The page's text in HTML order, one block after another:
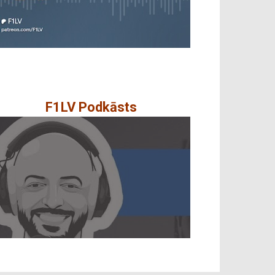
F1LV Podkāsts